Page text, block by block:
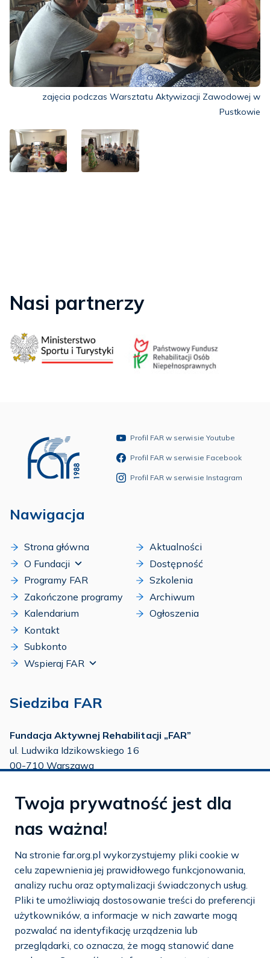
zajęcia podczas Warsztatu Aktywizacji Zawodowej w
Pustkowie
Nasi partnerzy
Profil FAR w serwisie Youtube
Profil FAR w serwisie Facebook
Profil FAR w serwisie Instagram
Nawigacja
Strona główna
O Fundacji
Programy FAR
Zakończone programy
Kalendarium
Kontakt
Subkonto
Wspieraj FAR
Aktualności
Dostępność
Szkolenia
Archiwum
Ogłoszenia
Siedziba FAR
Fundacja Aktywnej Rehabilitacji „FAR”
ul. Ludwika Idzikowskiego 16
00-710 Warszawa
tel.:22 651 88 03
22 858 26 39
tel.:22 642 22 91
e-mail:info@far.org.pl
Mapa strony
Dostosuj cookies
Twoja prywatność jest dla
nas ważna!
Na stronie far.org.pl wykorzystujemy pliki cookie w
celu zapewnienia jej prawidłowego funkcjonowania,
analizy ruchu oraz optymalizacji świadczonych usług.
Pliki te umożliwiają dostosowanie treści do preferencji
użytkowników, a informacje w nich zawarte mogą
pozwalać na identyfikację urządzenia lub
przeglądarki, co oznacza, że mogą stanowić dane